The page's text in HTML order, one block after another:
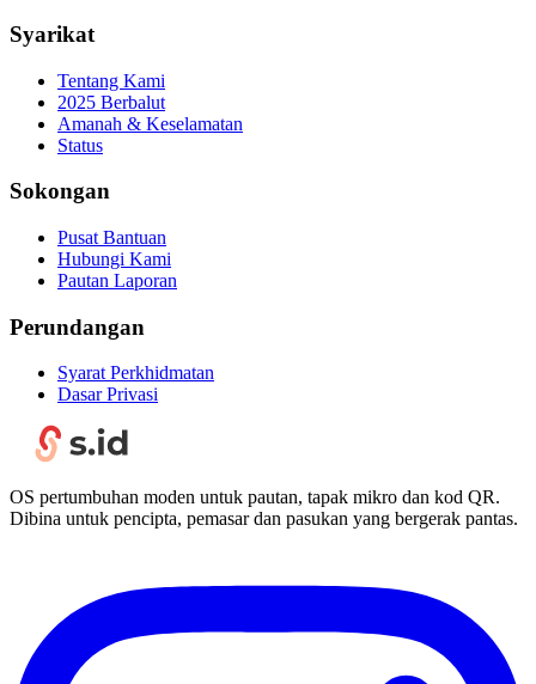
Syarikat
Tentang Kami
2025 Berbalut
Amanah & Keselamatan
Status
Sokongan
Pusat Bantuan
Hubungi Kami
Pautan Laporan
Perundangan
Syarat Perkhidmatan
Dasar Privasi
OS pertumbuhan moden untuk pautan, tapak mikro dan kod QR.
Dibina untuk pencipta, pemasar dan pasukan yang bergerak pantas.